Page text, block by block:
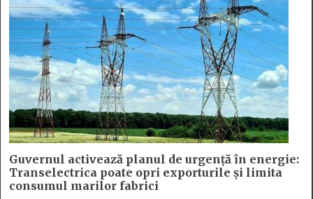
Guvernul activează planul de urgență în energie:
Transelectrica poate opri exporturile și limita
consumul marilor fabrici